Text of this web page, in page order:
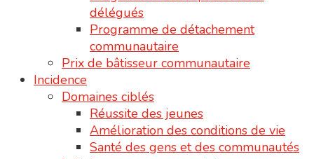
délégués
Programme de détachement
communautaire
Prix de bâtisseur communautaire
Incidence
Domaines ciblés
Réussite des jeunes
Amélioration des conditions de vie
Santé des gens et des communautés